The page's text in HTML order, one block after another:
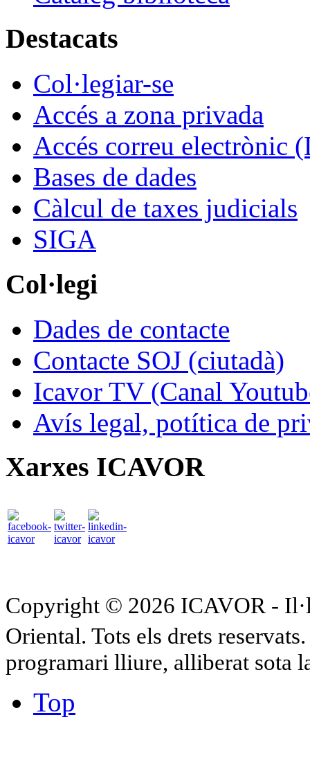
Destacats
Col·legiar-se
Accés a zona privada
Accés correu electrònic
Bases de dades
Càlcul de taxes judicials
SIGA
Col·legi
Dades de contacte
Contacte SOJ (ciutadà)
Icavor TV (Canal
Avís legal, potítica de
Xarxes ICAVOR
Copyright © 2026 ICAVOR -
Oriental. Tots els drets
programari lliure, alliberat sota
Top